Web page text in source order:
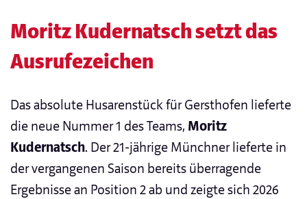
Moritz Kudernatsch setzt das
Ausrufezeichen
Das absolute Husarenstück für Gersthofen lieferte
die neue Nummer 1 des Teams, Moritz
Kudernatsch. Der 21-jährige Münchner lieferte in
der vergangenen Saison bereits überragende
Ergebnisse an Position 2 ab und zeigte sich 2026